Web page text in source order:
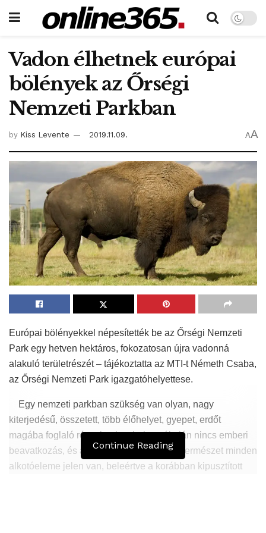
Vadon élhetnek európai
bölények az Őrségi
Nemzeti Parkban
by Kiss Levente 2019.11.09. AA
Európai bölényekkel népesítették be az Őrségi Nemzeti
Park egy hetven hektáros, fokozatosan újra vadonná
alakuló területrészét – tájékoztatta az MTI-t Németh Csaba,
az Őrségi Nemzeti Park igazgatóhelyettese.
Egy nemzeti parkban szükség van olyan, nagy
kiterjedésű, összetett, több élőhelyet, gyepet, erdőt
magába foglaló részekre is, ahol egyáltalán nincs emberi
beavatkozás, és ahol lehetőség szerint a természet minden
alkotóeleme jelen van, beleértve a korábban kipusztított
Continue Reading